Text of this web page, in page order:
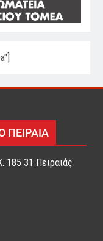
ΠΕΙΡΑΙΑ
185 31 Πειραιάς